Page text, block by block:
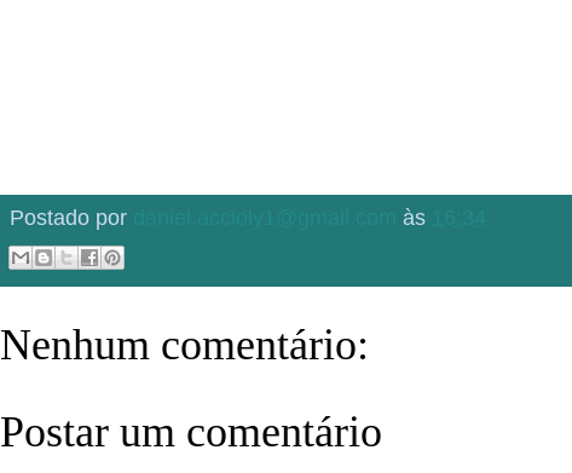
Postado por às
Nenhum comentário:
Postar um comentário